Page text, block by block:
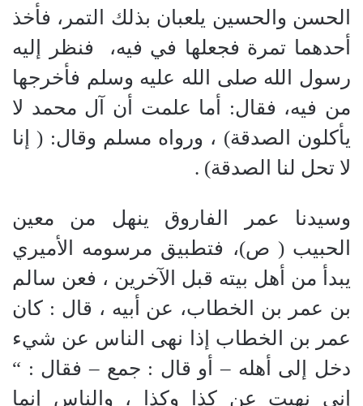
الحسن والحسين يلعبان بذلك التمر، فأخذ
أحدهما تمرة فجعلها في فيه،
فنظر إليه
رسول الله صلى الله عليه وسلم فأخرجها
من فيه، فقال: أما علمت أن آل محمد لا
يأكلون الصدقة) ، ورواه مسلم وقال:
(إنا
لا تحل لنا الصدقة)
.
وسيدنا عمر الفاروق ينهل من معين
الحبيب( ص)، فتطبيق مرسومه الأميري
يبدأ من أهل بيته قبل الآخرين ، فعن سالم
بن عمر بن الخطاب، عن أبيه ، قال : كان
عمر بن الخطاب إذا نهى الناس عن شيء
دخل إلى أهله –أو قال : جمع–فقال :
“
إني نهيت عن كذا وكذا ، والناس إنما